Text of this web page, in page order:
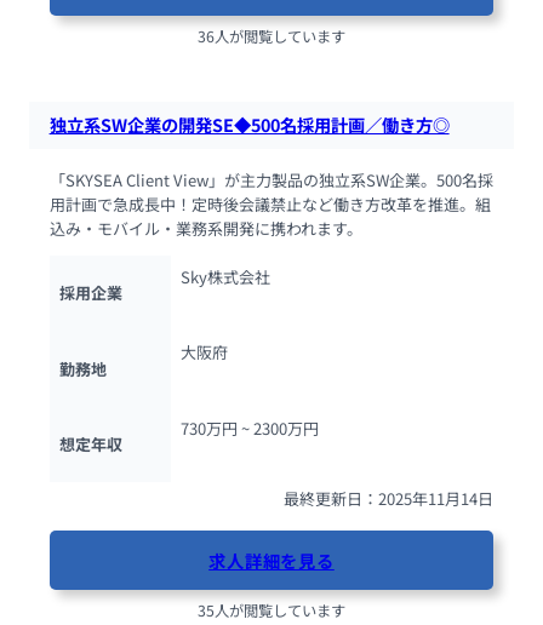
36人が閲覧しています
独立系SW企業の開発SE◆500名採用計画／働き方◎
「SKYSEA Client View」が主力製品の独立系SW企業。500名採
用計画で急成長中！定時後会議禁止など働き方改革を推進。組
込み・モバイル・業務系開発に携われます。
採用企業
Sky株式会社
勤務地
大阪府
想定年収
730万円 ~ 2300万円
最終更新日：2025年11月14日
求人詳細を見る
35人が閲覧しています